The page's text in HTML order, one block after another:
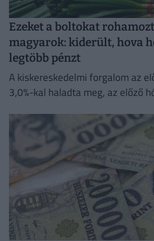
Ezeket a boltokat
magyarok: kiderült, hova
legtöbb pénzt
A kiskereskedelmi forgalom az
3,0%-kal haladta meg, az előző